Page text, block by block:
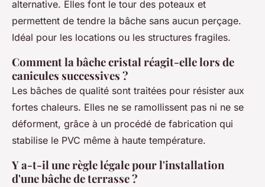
alternative. Elles font le tour des poteaux et
permettent de tendre la bâche sans aucun perçage.
Idéal pour les locations ou les structures fragiles.
Comment la bâche cristal réagit-elle lors de
canicules successives ?
Les bâches de qualité sont traitées pour résister aux
fortes chaleurs. Elles ne se ramollissent pas ni ne se
déforment, grâce à un procédé de fabrication qui
stabilise le PVC même à haute température.
Y a-t-il une règle légale pour l'installation
d'une bâche de terrasse ?